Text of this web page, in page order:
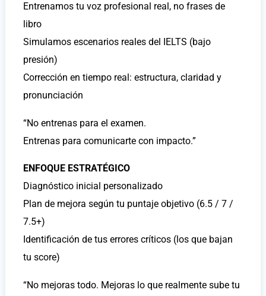
Entrenamos tu voz profesional real, no frases de
libro
Simulamos escenarios reales del IELTS (bajo
presión)
Corrección en tiempo real: estructura, claridad y
pronunciación
“No entrenas para el examen.
Entrenas para comunicarte con impacto.”
ENFOQUE ESTRATÉGICO
Diagnóstico inicial personalizado
Plan de mejora según tu puntaje objetivo (6.5 / 7 /
7.5+)
Identificación de tus errores críticos (los que bajan
tu score)
“No mejoras todo. Mejoras lo que realmente sube tu